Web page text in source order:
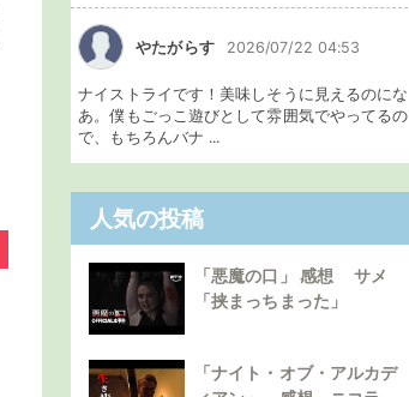
やたがらす 2026/07/22 04:53
ナイストライです！美味しそうに見えるのにな
あ。僕もごっこ遊びとして雰囲気でやってるの
で、もちろんバナ ...
人気の投稿
「悪魔の口」 感想 サメ
「挟まっちまった」
「ナイト・オブ・アルカデ